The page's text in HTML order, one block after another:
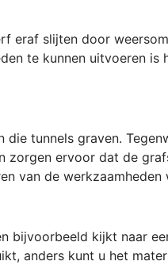
eraf slijten door
te kunnen uitvoeren
tunnels graven.
ervoor dat de
van de
bijvoorbeeld kijkt naar
anders kunt u het